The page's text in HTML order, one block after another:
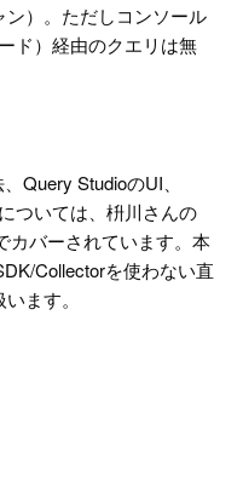
ン）。ただしコンソール
ド）経由のクエリは無
Query StudioのUI、
ついては、枡川さんの
カバーされています。本
Collectorを使わない直
ます。